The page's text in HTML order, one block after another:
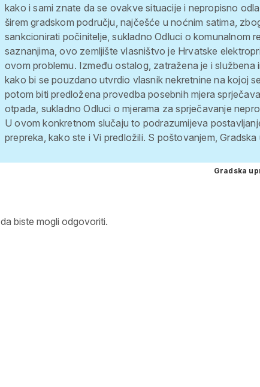
kako i sami znate da se ovakve situacije i nepropisno
širem gradskom području, najčešće u noćnim satima,
sankcionirati počinitelje, sukladno Odluci o komunalnom
saznanjima, ovo zemljište vlasništvo je Hrvatske
ovom problemu. Između ostalog, zatražena je i službena
kako bi se pouzdano utvrdio vlasnik nekretnine na kojoj
potom biti predložena provedba posebnih mjera
otpada, sukladno Odluci o mjerama za sprječavanje
U ovom konkretnom slučaju to podrazumijeva
prepreka, kako ste i Vi predložili. S poštovanjem, Gradska
Gradska
da biste mogli odgovoriti.